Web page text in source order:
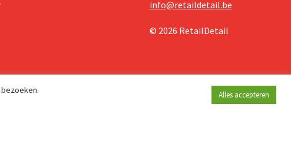
info@retaildetail.be
© 2026 RetailDetail
Alles accepteren